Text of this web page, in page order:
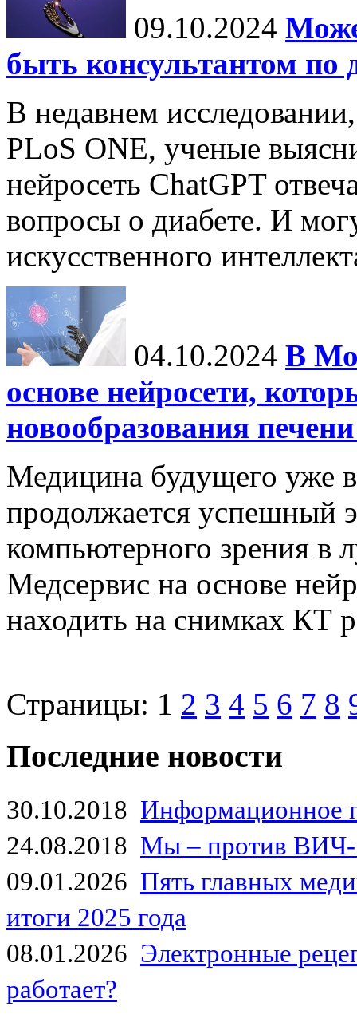
09.10.2024
быть консультантом по
В недавнем
PLoS ONE, ученые
нейросеть ChatGPT
вопросы о диабете. И
искусственного
04.10.2024 В
основе нейросети,
новообразования
Медицина будущего уже
продолжается успешный
компьютерного зрения в
Медсервис на основе
находить на снимках КТ
Страницы: 1 2 3 4 5 6 7 8
Последние новости
30.10.2018 Информационное
24.08.2018 Мы – против
09.01.2026 Пять главных
итоги 2025 года
08.01.2026 Электронные
работает?